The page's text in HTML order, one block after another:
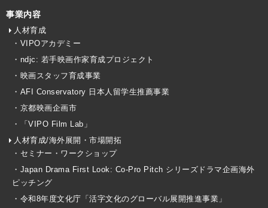
事業内容
人材育成
・VIPOアカデミー
・ndjc: 若手映画作家育成プロジェクト
・映画スタッフ育成事業
・AFI Conservatory 日本人留学生推薦事業
・京都映画企画市
・「VIPO Film Lab」
人材育成/海外展開・市場開拓
・セミナー・ワークショップ
・Japan Drama First Look: Co-Pro Pitch シリーズドラマ企画海外
ピッチング
・令和8年度文化庁「活字文化のグローバル展開推進事業」